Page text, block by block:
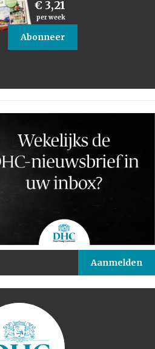
€ 3,21
per week
Abonneer